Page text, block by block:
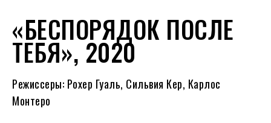
«БЕСПОРЯДОК ПОСЛЕ
ТЕБЯ», 2020
Режиссеры: Рохер Гуаль, Сильвия Кер, Карлос
Монтеро